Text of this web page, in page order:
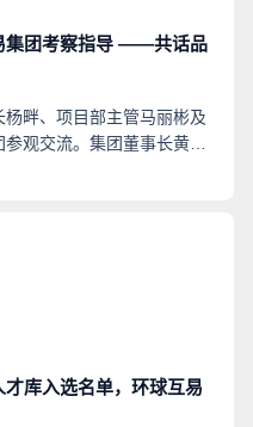
集团考察指导 ——共话品
畔、项目部主管马丽彬及
观交流。集团董事长黄雄
库入选名单，环球互易